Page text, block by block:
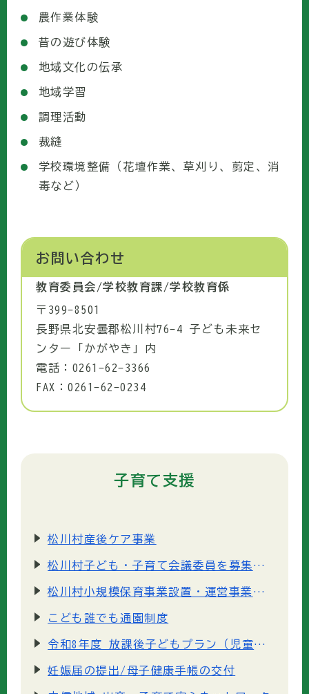
農作業体験
昔の遊び体験
地域文化の伝承
地域学習
調理活動
裁縫
学校環境整備（花壇作業、草刈り、剪定、消
毒など）
お問い合わせ
教育委員会/学校教育課/学校教育係
〒399-8501
長野県北安曇郡松川村76-4 子ども未来セ
ンター「かがやき」内
電話：0261-62-3366
FAX：0261-62-0234
子育て支援
松川村産後ケア事業
松川村子ども・子育て会議委員を募集します
松川村小規模保育事業設置・運営事業者の選考結果について
こども誰でも通園制度
令和8年度 放課後子どもプラン（児童クラブ・子ども教室）の入所・利用申し込みについて
妊娠届の提出/母子健康手帳の交付